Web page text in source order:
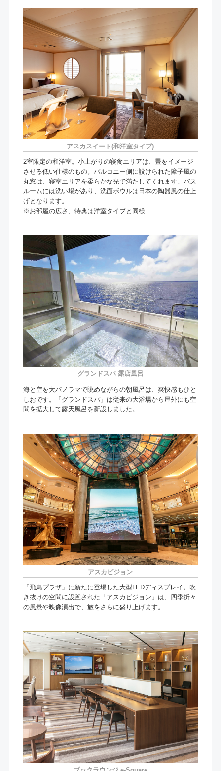
アスカスイート(和洋室タイプ)
2室限定の和洋室。小上がりの寝食エリアは、畳をイメージ
させる低い仕様のもの。バルコニー側に設けられた障子風の
丸窓は、寝室エリアを柔らかな光で満たしてくれます。バス
ルームには洗い場があり、洗面ボウルは日本の陶器風の仕上
げとなります。
※お部屋の広さ、特典は洋室タイプと同様
グランドスパ 露店風呂
海と空を大パノラマで眺めながらの朝風呂は、爽快感もひと
しおです。「グランドスパ」は従来の大浴場から屋外にも空
間を拡大して露天風呂を新設しました。
アスカビジョン
「飛鳥プラザ」に新たに登場した大型LEDディスプレイ。吹
き抜けの空間に設置された「アスカビジョン」は、四季折々
の風景や映像演出で、旅をさらに盛り上げます。